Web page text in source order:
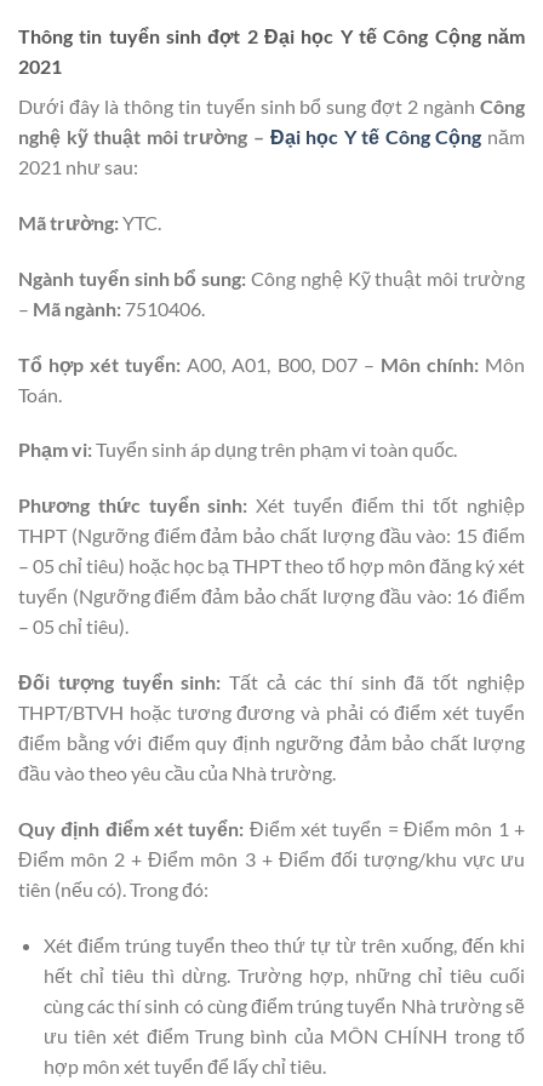
Thông tin tuyển sinh đợt 2 Đại học Y tế Công Cộng năm
2021
Dưới đây là thông tin tuyển sinh bổ sung đợt 2 ngành Công
nghệ kỹ thuật môi trường – Đại học Y tế Công Cộng năm
2021 như sau:
Mã trường:YTC.
Ngành tuyển sinh bổ sung: Công nghệ Kỹ thuật môi trường
– Mã ngành: 7510406.
Tổ hợp xét tuyển: A00, A01, B00, D07 – Môn chính:Môn
Toán.
Phạm vi:Tuyển sinh áp dụng trên phạm vi toàn quốc.
Phương thức tuyển sinh: Xét tuyển điểm thi tốt nghiệp
THPT (Ngưỡng điểm đảm bảo chất lượng đầu vào: 15 điểm
– 05 chỉ tiêu) hoặc học bạ THPT theo tổ hợp môn đăng ký xét
tuyển (Ngưỡng điểm đảm bảo chất lượng đầu vào: 16 điểm
– 05 chỉ tiêu).
Đối tượng tuyển sinh:Tất cả các thí sinh đã tốt nghiệp
THPT/BTVH hoặc tương đương và phải có điểm xét tuyển
điểm bằng với điểm quy định ngưỡng đảm bảo chất lượng
đầu vào theo yêu cầu của Nhà trường.
Quy định điểm xét tuyển: Điểm xét tuyển = Điểm môn 1 +
Điểm môn 2 + Điểm môn 3 + Điểm đối tượng/khu vực ưu
tiên (nếu có). Trong đó:
Xét điểm trúng tuyển theo thứ tự từ trên xuống, đến khi
hết chỉ tiêu thì dừng. Trường hợp, những chỉ tiêu cuối
cùng các thí sinh có cùng điểm trúng tuyển Nhà trường sẽ
ưu tiên xét điểm Trung bình của MÔN CHÍNH trong tổ
hợp môn xét tuyển để lấy chỉ tiêu.